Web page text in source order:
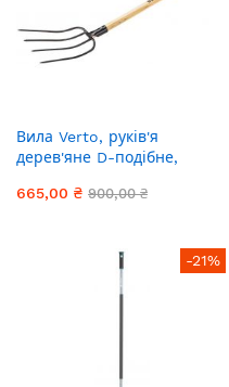
Вила Verto, руків'я
дерев'яне D-подібне,
665,00 ₴ 900,00 ₴
-21%